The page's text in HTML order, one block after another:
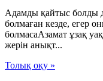
Адамды қайтыс болды
болмаған кезде, егер
болмасаАзамат ұзақ
жерін анықт...
Толық оқу »